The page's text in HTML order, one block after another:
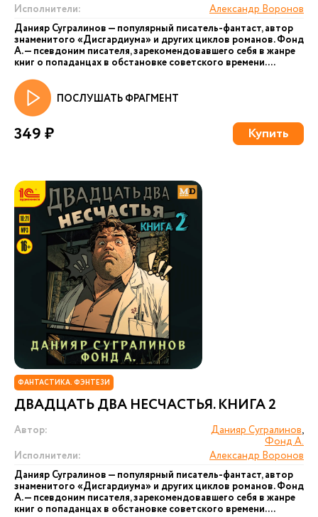
Исполнители:
Александр Воронов
Данияр Сугралинов — популярный писатель-фантаст, автор
знаменитого «Дисгардиума» и других циклов романов. Фонд
А. — псевдоним писателя, зарекомендовавшего себя в жанре
книг о попаданцах в обстановке советского времени....
ПОСЛУШАТЬ ФРАГМЕНТ
349 ₽ Купить
ФАНТАСТИКА. ФЭНТЕЗИ
ДВАДЦАТЬ ДВА НЕСЧАСТЬЯ. КНИГА 2
Автор: Данияр Сугралинов,
Фонд А.
Исполнители:
Александр Воронов
Данияр Сугралинов — популярный писатель-фантаст, автор
знаменитого «Дисгардиума» и других циклов романов. Фонд
А. — псевдоним писателя, зарекомендовавшего себя в жанре
книг о попаданцах в обстановке советского времени....